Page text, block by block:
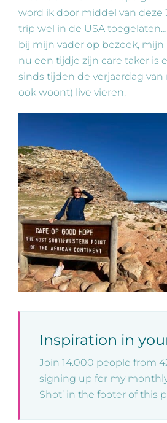
word ik door middel van deze
trip wel in de USA
bij mijn vader op bezoek, mijn
nu een tijdje zijn care taker is
sinds tijden de verjaardag van
ook woont) live vieren.
Inspiration in
Join 14.000 people from
signing up for my
Shot’ in the footer of this